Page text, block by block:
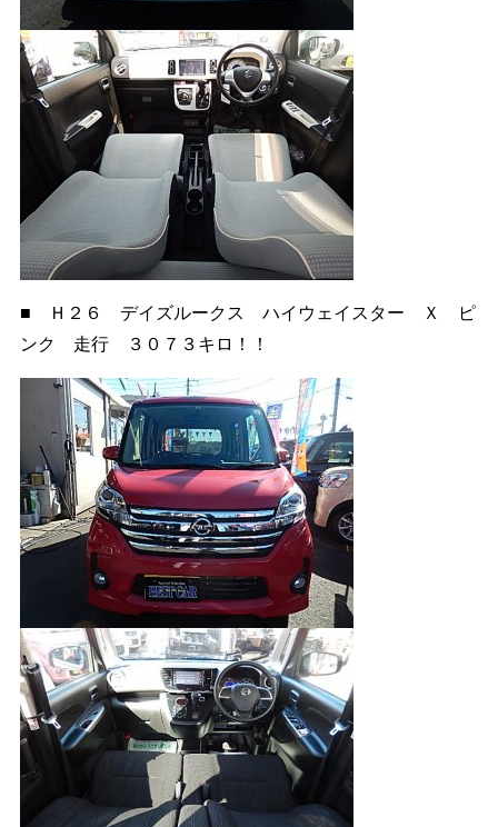
■ Ｈ２６ デイズルークス ハイウェイスター Ｘ ピ
ンク 走行 ３０７３キロ！！